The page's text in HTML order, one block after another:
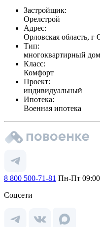
Застройщик:
Орелстрой
Адрес:
Орловская область,
Тип:
многоквартирный дом
Класс:
Комфорт
Проект:
индивидуальный
Ипотека:
Военная ипотека
8 800 500-71-81 Пн-Пт
Соцсети